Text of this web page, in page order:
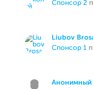
спонсор 2
Liubov
спонсор 1
Анонимный